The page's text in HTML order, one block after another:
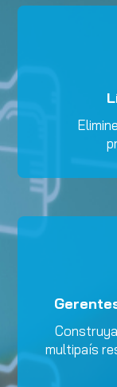
multipaís